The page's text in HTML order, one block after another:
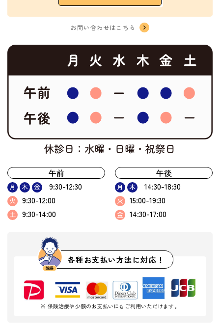
お問い合わせはこちら
午前
月 木 金 9:30-12:30
火 9:30-12:00
土 9:30-14:00
午後
月 木 14:30-18:30
火 15:00-19:30
金 14:30-17:00
各種お支払い方法に対応！
※ 保険治療や少額のお支払いにもご利用いただけます。